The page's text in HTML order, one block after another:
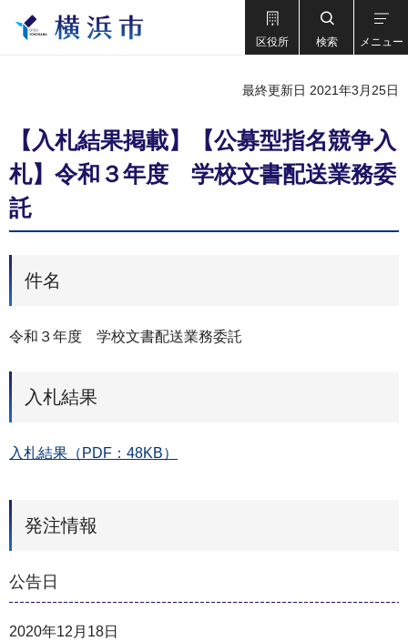
区役所 検索 メニュー
最終更新日 2021年3月25日
【入札結果掲載】【公募型指名競争入
札】令和３年度 学校文書配送業務委
託
件名
令和３年度 学校文書配送業務委託
入札結果
入札結果（PDF：48KB）
発注情報
公告日
2020年12月18日